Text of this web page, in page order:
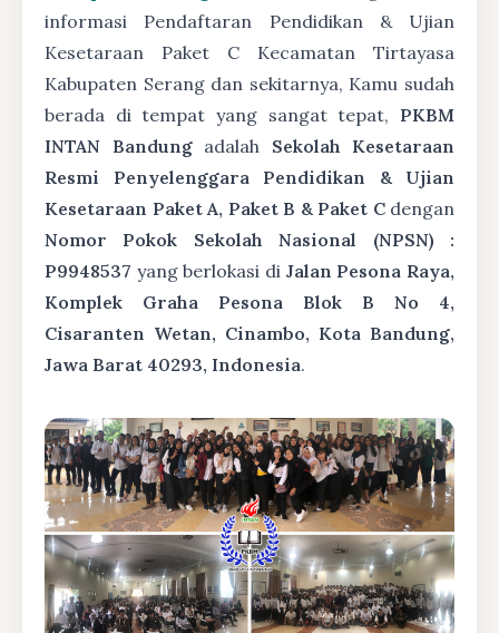
informasi Pendaftaran Pendidikan & Ujian
Kesetaraan Paket C Kecamatan Tirtayasa
Kabupaten Serang dan sekitarnya, Kamu sudah
berada di tempat yang sangat tepat, PKBM
INTAN Bandungadalah Sekolah Kesetaraan
Resmi Penyelenggara Pendidikan & Ujian
Kesetaraan Paket A, Paket B & Paket Cdengan
Nomor Pokok Sekolah Nasional (NPSN) :
P9948537 yang berlokasi di Jalan Pesona Raya,
Komplek Graha Pesona Blok B No 4,
Cisaranten Wetan, Cinambo, Kota Bandung,
Jawa Barat 40293, Indonesia.